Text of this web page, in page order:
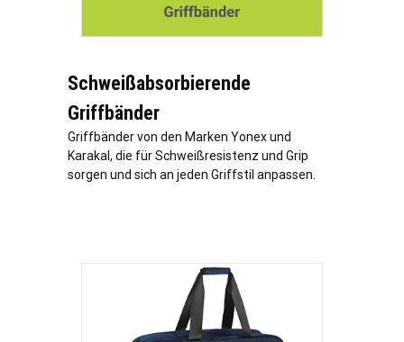
Schweißabsorbierende
Griffbänder
Griffbänder von den Marken Yonex und
Karakal, die für Schweißresistenz und Grip
sorgen und sich an jeden Griffstil anpassen.